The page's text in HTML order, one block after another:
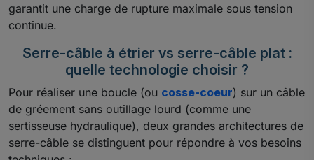
garantit une charge de rupture maximale sous tension
continue.
Serre-câble à étrier vs serre-câble plat :
quelle technologie choisir ?
Pour réaliser une boucle (ou cosse-coeur) sur un câble
de gréement sans outillage lourd (comme une
sertisseuse hydraulique), deux grandes architectures de
serre-câble se distinguent pour répondre à vos besoins